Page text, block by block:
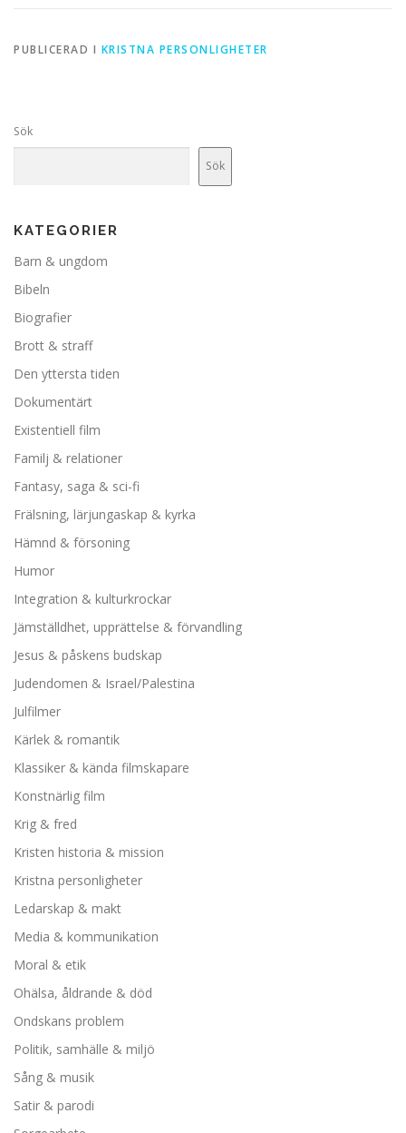
PUBLICERAD I KRISTNA PERSONLIGHETER
Sök
Sök
KATEGORIER
Barn & ungdom
Bibeln
Biografier
Brott & straff
Den yttersta tiden
Dokumentärt
Existentiell film
Familj & relationer
Fantasy, saga & sci-fi
Frälsning, lärjungaskap & kyrka
Hämnd & försoning
Humor
Integration & kulturkrockar
Jämställdhet, upprättelse & förvandling
Jesus & påskens budskap
Judendomen & Israel/Palestina
Julfilmer
Kärlek & romantik
Klassiker & kända filmskapare
Konstnärlig film
Krig & fred
Kristen historia & mission
Kristna personligheter
Ledarskap & makt
Media & kommunikation
Moral & etik
Ohälsa, åldrande & död
Ondskans problem
Politik, samhälle & miljö
Sång & musik
Satir & parodi